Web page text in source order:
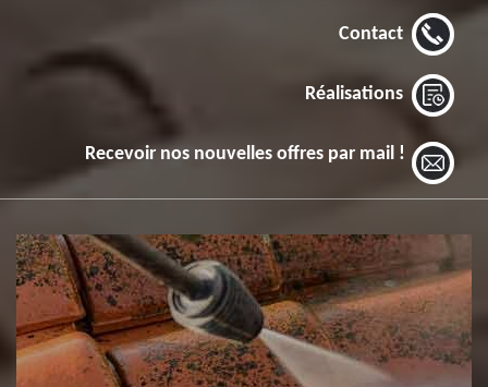
Contact
Réalisations
Recevoir nos nouvelles offres par mail !